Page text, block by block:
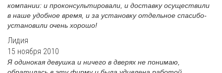
компании: и проконсультировали, и доставку осуществили
в наше удобное время, и за установку отдельное спасибо-
установили очень хорошо!
Лидия
15 ноября 2010
Я одинокая девушка и ничего в дверях не понимаю,